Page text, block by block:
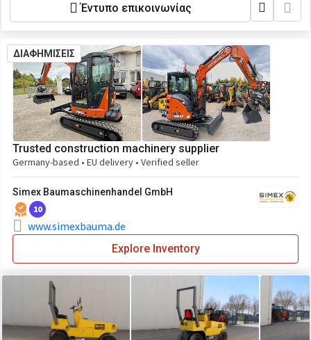
Έντυπο επικοινωνίας
ΔΙΑΦΗΜΙΣΕΙΣ
Trusted construction machinery supplier
Germany-based • EU delivery • Verified seller
Simex Baumaschinenhandel GmbH
10
www.simexbauma.de
Explore Inventory